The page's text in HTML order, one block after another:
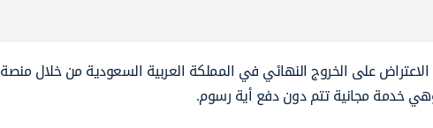
الاعتراض على الخروج النهائي في المملكة العربية السعودية من خلال منصة
خدمة مجانية تتم دون دفع أية رسوم.